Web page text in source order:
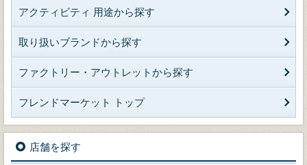
アクティビティ 用途から探す
取り扱いブランドから探す
ファクトリー・アウトレットから探す
フレンドマーケット トップ
店舗を探す